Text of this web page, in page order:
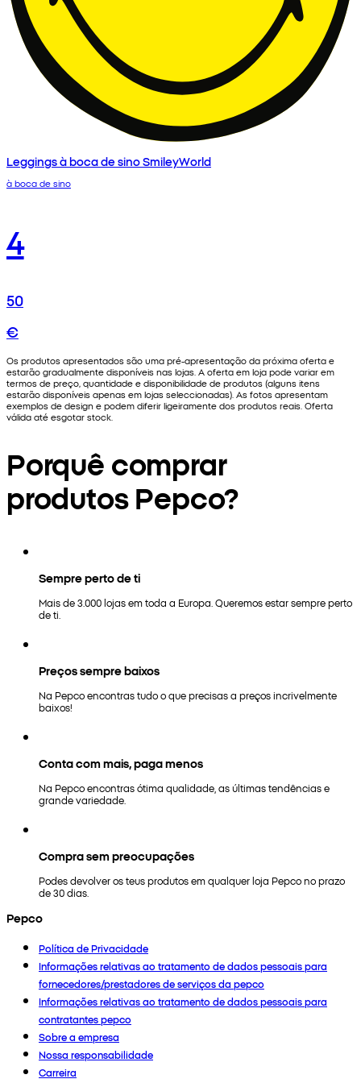
Leggings à boca de sino SmileyWorld
à boca de sino
4
50
€
Os produtos apresentados são uma pré-apresentação da próxima oferta e
estarão gradualmente disponíveis nas lojas. A oferta em loja pode variar em
termos de preço, quantidade e disponibilidade de produtos (alguns itens
estarão disponíveis apenas em lojas seleccionadas). As fotos apresentam
exemplos de design e podem diferir ligeiramente dos produtos reais. Oferta
válida até esgotar stock.
Porquê comprar
produtos Pepco?
Sempre perto de ti
Mais de 3.000 lojas em toda a Europa. Queremos estar sempre perto
de ti.
Preços sempre baixos
Na Pepco encontras tudo o que precisas a preços incrivelmente
baixos!
Conta com mais, paga menos
Na Pepco encontras ótima qualidade, as últimas tendências e
grande variedade.
Compra sem preocupações
Podes devolver os teus produtos em qualquer loja Pepco no prazo
de 30 dias.
Pepco
Política de Privacidade
Informações relativas ao tratamento de dados pessoais para
fornecedores/prestadores de serviços da pepco
Informações relativas ao tratamento de dados pessoais para
contratantes pepco
Sobre a empresa
Nossa responsabilidade
Carreira